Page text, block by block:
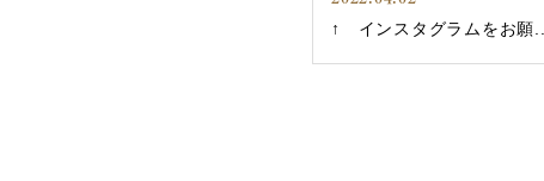
↑ インスタグラムをお願...